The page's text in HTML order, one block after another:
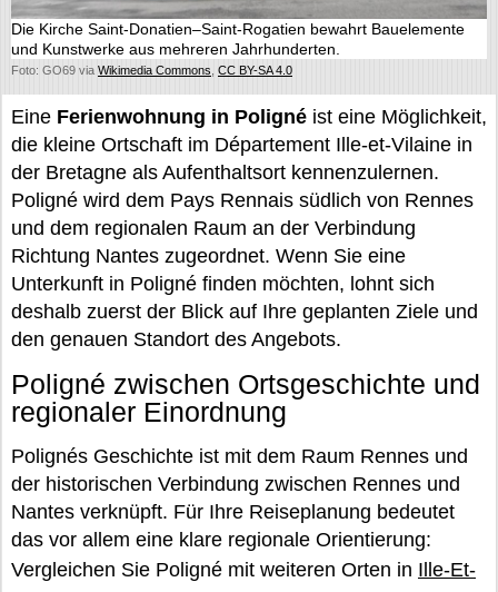
Die Kirche Saint-Donatien–Saint-Rogatien bewahrt Bauelemente
und Kunstwerke aus mehreren Jahrhunderten.
Foto: GO69 via Wikimedia Commons CC BY-SA 4.0
Eine Ferienwohnung in Poligné ist eine Möglichkeit,
die kleine Ortschaft im Département Ille-et-Vilaine in
der Bretagne als Aufenthaltsort kennenzulernen.
Poligné wird dem Pays Rennais südlich von Rennes
und dem regionalen Raum an der Verbindung
Richtung Nantes zugeordnet. Wenn Sie eine
Unterkunft in Poligné finden möchten, lohnt sich
deshalb zuerst der Blick auf Ihre geplanten Ziele und
den genauen Standort des Angebots.
Poligné zwischen Ortsgeschichte und
regionaler Einordnung
Polignés Geschichte ist mit dem Raum Rennes und
der historischen Verbindung zwischen Rennes und
Nantes verknüpft. Für Ihre Reiseplanung bedeutet
das vor allem eine klare regionale Orientierung:
Vergleichen Sie Poligné mit weiteren Orten in Ille-Et-